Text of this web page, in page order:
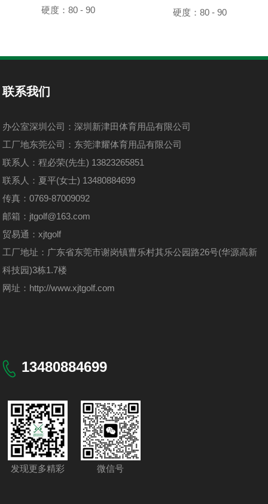
硬度：80 - 90 硬度：80 - 90
联系我们
办公室深圳公司：深圳新津田体育用品有限公司
工厂地东莞公司：东莞津耀体育用品有限公司
联系人：程必荣(先生) 13823265851
联系人：夏平(女士) 13480884699
传真：0769-87009092
邮箱：jtgolf@163.com
贸易通：xjtgolf
工厂地址：广东省东莞市谢岗镇曹乐村其乐公园路26号(华源高新
科技园)3栋1.7楼
网址： http://www.xjtgolf.com
13480884699
发现更多精彩 微信号